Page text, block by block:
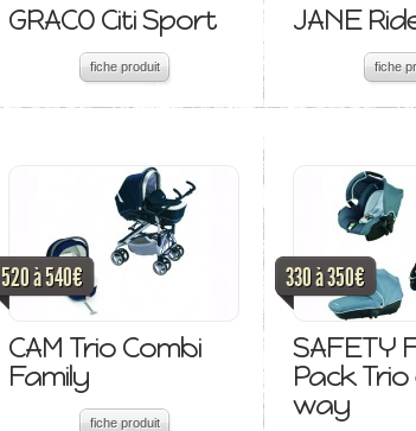
GRACO Citi Sport
fiche produit
JANE
fiche
520 à 540€
CAM Trio Combi
Family
fiche produit
330 à 350€
SAFETY
Pack
way